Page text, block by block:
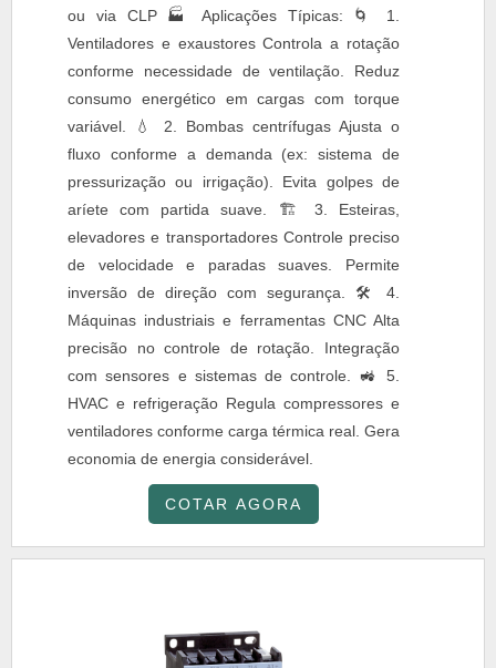
ou via CLP 🏭 Aplicações Típicas: 🌀 1.
Ventiladores e exaustores Controla a rotação
conforme necessidade de ventilação. Reduz
consumo energético em cargas com torque
variável. 💧 2. Bombas centrífugas Ajusta o
fluxo conforme a demanda (ex: sistema de
pressurização ou irrigação). Evita golpes de
aríete com partida suave. 🏗 3. Esteiras,
elevadores e transportadores Controle preciso
de velocidade e paradas suaves. Permite
inversão de direção com segurança. 🛠 4.
Máquinas industriais e ferramentas CNC Alta
precisão no controle de rotação. Integração
com sensores e sistemas de controle. 🚜 5.
HVAC e refrigeração Regula compressores e
ventiladores conforme carga térmica real. Gera
economia de energia considerável.
COTAR AGORA